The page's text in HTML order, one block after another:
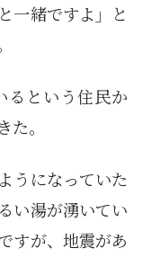
一緒ですよ」と
るという住民か
。
うになっていた
い湯が湧いてい
すが、地震があ